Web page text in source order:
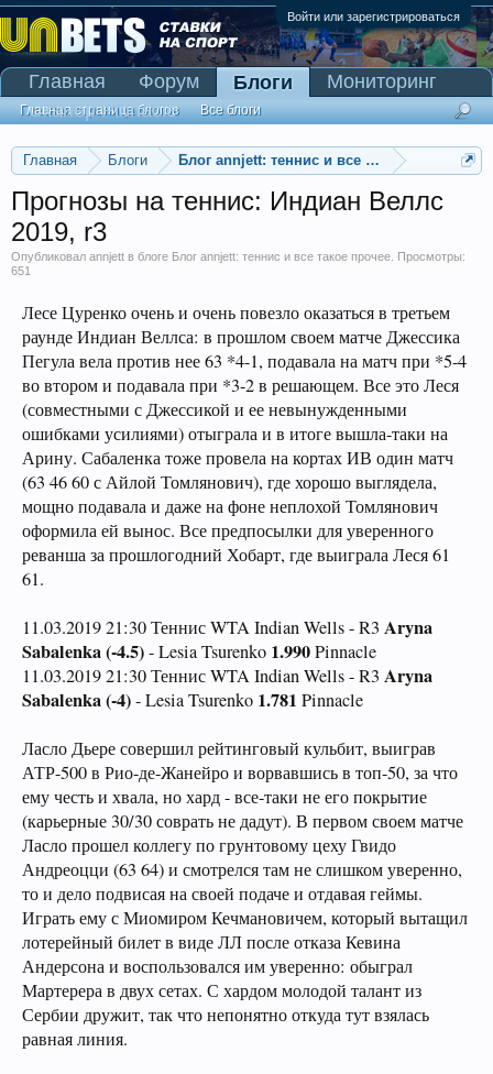
Войти или зарегистрироваться
Главная Блоги Блог annjett: теннис и все такое прочее
Прогнозы на теннис: Индиан Веллс
2019, r3
Опубликовал annjett в блоге Блог annjett: теннис и все такое прочее . Просмотры:
651
Лесе Цуренко очень и очень повезло оказаться в третьем
раунде Индиан Веллса: в прошлом своем матче Джессика
Пегула вела против нее 63 *4-1, подавала на матч при *5-4
во втором и подавала при *3-2 в решающем. Все это Леся
(совместными с Джессикой и ее невынужденными
ошибками усилиями) отыграла и в итоге вышла-таки на
Арину. Сабаленка тоже провела на кортах ИВ один матч
(63 46 60 с Айлой Томлянович), где хорошо выглядела,
мощно подавала и даже на фоне неплохой Томлянович
оформила ей вынос. Все предпосылки для уверенного
реванша за прошлогодний Хобарт, где выиграла Леся 61
61.
11.03.2019 21:30 Теннис WTA Indian Wells - R3 Aryna
Sabalenka (-4.5)- Lesia Tsurenko 1.990Pinnacle
11.03.2019 21:30 Теннис WTA Indian Wells - R3 Aryna
Sabalenka (-4)- Lesia Tsurenko 1.781 Pinnacle
Ласло Дьере совершил рейтинговый кульбит, выиграв
АТР-500 в Рио-де-Жанейро и ворвавшись в топ-50, за что
ему честь и хвала, но хард - все-таки не его покрытие
(карьерные 30/30 соврать не дадут). В первом своем матче
Ласло прошел коллегу по грунтовому цеху Гвидо
Андреоцци (63 64) и смотрелся там не слишком уверенно,
то и дело подвисая на своей подаче и отдавая геймы.
Играть ему с Миомиром Кечмановичем, который вытащил
лотерейный билет в виде ЛЛ после отказа Кевина
Андерсона и воспользовался им уверенно: обыграл
Мартерера в двух сетах. С хардом молодой талант из
Сербии дружит, так что непонятно откуда тут взялась
равная линия.
Главная Форум Блоги
Главная страница блогов Все блоги
Мониторинг
Сканер Pinnacle